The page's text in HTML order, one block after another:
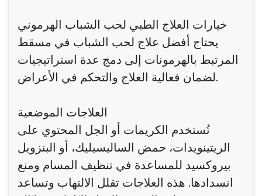
خيارات العلاج الطبي لحب الشباب الهرموني
يحتاج أفضل علاج لحب الشباب في مسقط
المرتبط بالهرمونات إلى دمج عدة استراتيجيات
لضمان فعالية العلاج والتحكم في الأعراض.
العلاجات الموضعية
تُستخدم الكريمات أو الجل المحتوي على
الريتينويدات، حمض الساليسيليك، أو البنزويل
بيروكسيد للمساعدة في تنظيف المسام ومنع
انسدادها. هذه العلاجات تقلل الالتهاب وتساعد